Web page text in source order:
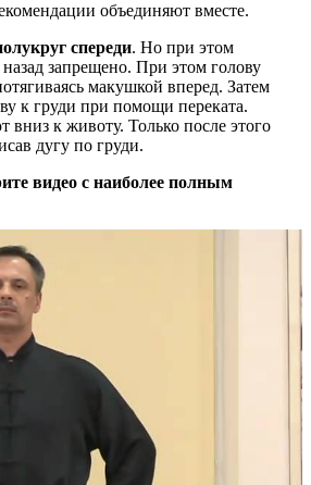
объединяют вместе.
спереди. Но при этом
запрещено. При этом голову
макушкой вперед. Затем
к груди при помощи переката.
вниз к животу. Только после этого
дугу по груди.
видео с наиболее полным